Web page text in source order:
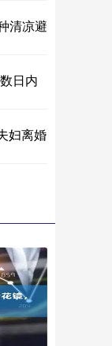
清凉避
日内
妇离婚